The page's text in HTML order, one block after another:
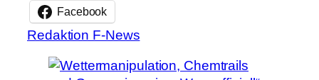
Facebook
Redaktion F-News